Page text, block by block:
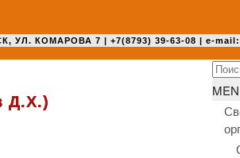
КОМАРОВА 7 | +7(8793) 39-63-08 | e-
Д.Х.)
for: